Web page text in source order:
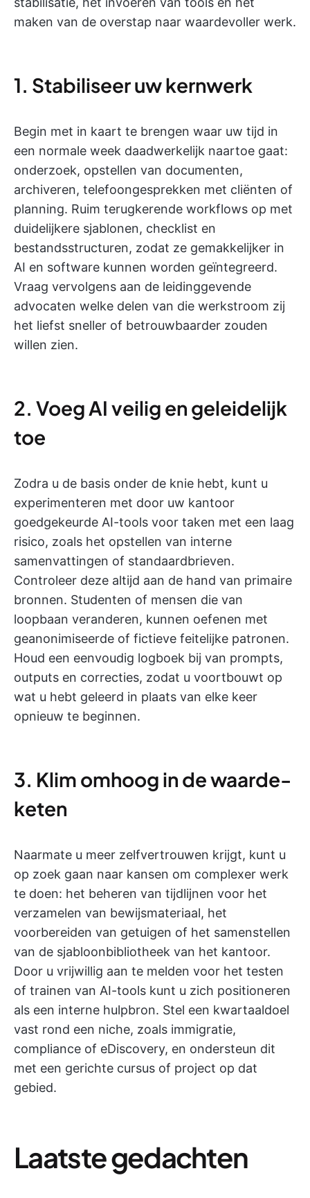
maken van de overstap naar waardevoller werk.
1. Stabiliseer uw kernwerk
Begin met in kaart te brengen waar uw tijd in
een normale week daadwerkelijk naartoe gaat:
onderzoek, opstellen van documenten,
archiveren, telefoongesprekken met cliënten of
planning. Ruim terugkerende workflows op met
duidelijkere sjablonen, checklist en
bestandsstructuren, zodat ze gemakkelijker in
AI en software kunnen worden geïntegreerd.
Vraag vervolgens aan de leidinggevende
advocaten welke delen van die werkstroom zij
het liefst sneller of betrouwbaarder zouden
willen zien.
2. Voeg AI veilig en geleidelijk
toe
Zodra u de basis onder de knie hebt, kunt u
experimenteren met door uw kantoor
goedgekeurde AI-tools voor taken met een laag
risico, zoals het opstellen van interne
samenvattingen of standaardbrieven.
Controleer deze altijd aan de hand van primaire
bronnen. Studenten of mensen die van
loopbaan veranderen, kunnen oefenen met
geanonimiseerde of fictieve feitelijke patronen.
Houd een eenvoudig logboek bij van prompts,
outputs en correcties, zodat u voortbouwt op
wat u hebt geleerd in plaats van elke keer
opnieuw te beginnen.
3. Klim omhoog in de waarde-
keten
Naarmate u meer zelfvertrouwen krijgt, kunt u
op zoek gaan naar kansen om complexer werk
te doen: het beheren van tijdlijnen voor het
verzamelen van bewijsmateriaal, het
voorbereiden van getuigen of het samenstellen
van de sjabloonbibliotheek van het kantoor.
Door u vrijwillig aan te melden voor het testen
of trainen van AI-tools kunt u zich positioneren
als een interne hulpbron. Stel een kwartaaldoel
vast rond een niche, zoals immigratie,
compliance of eDiscovery, en ondersteun dit
met een gerichte cursus of project op dat
gebied.
Laatste gedachten